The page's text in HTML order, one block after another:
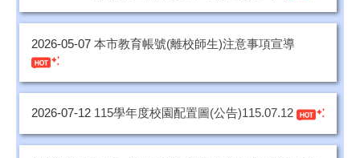
2026-05-07 本市教育帳號(離校師生)注意事項宣導
2026-07-12 115學年度校園配置圖(公告)115.07.12